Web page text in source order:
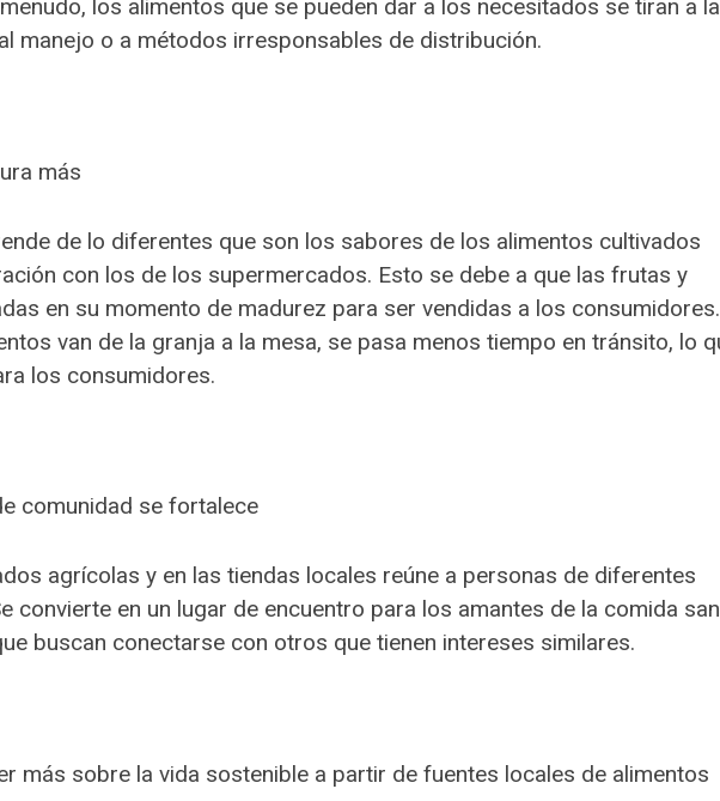
los alimentos que se pueden dar a los necesitados se tiran a la
manejo o a métodos irresponsables de distribución.
más
de lo diferentes que son los sabores de los alimentos cultivados
con los de los supermercados. Esto se debe a que las frutas y
en su momento de madurez para ser vendidas a los consumidores.
van de la granja a la mesa, se pasa menos tiempo en tránsito, lo
los consumidores.
comunidad se fortalece
agrícolas y en las tiendas locales reúne a personas de diferentes
convierte en un lugar de encuentro para los amantes de la comida
buscan conectarse con otros que tienen intereses similares.
más sobre la vida sostenible a partir de fuentes locales de alimentos